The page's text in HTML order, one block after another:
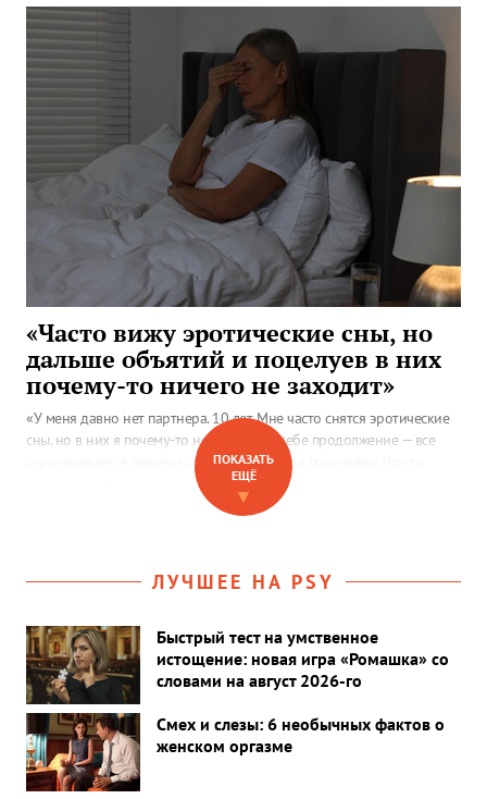
«Часто вижу эротические сны, но
дальше объятий и поцелуев в них
почему-то ничего не заходит»
«У меня давно нет партнера. 10 лет. Мне часто снятся эротические
сны, но в них я почему-то не разрешаю себе продолжение — все
ограничивается легкими объятиями, иногда поцелуями. Что-то
мешает. Иногда рядом „находятся“ посторонние, и я боюсь, что нас
ПОКАЗАТЬ
ЕЩЁ
▼
ЛУЧШЕЕ НА PSY
Быстрый тест на умственное
истощение: новая игра «Ромашка» со
словами на август 2026-го
Смех и слезы: 6 необычных фактов о
женском оргазме